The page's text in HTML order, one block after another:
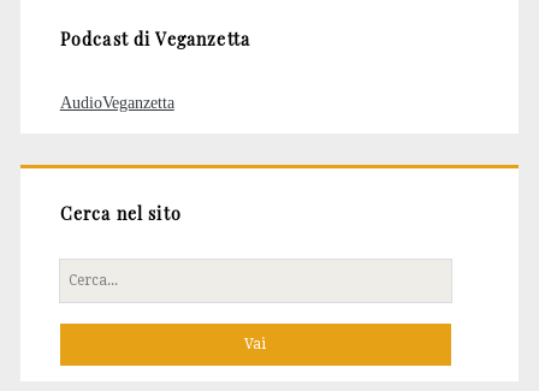
Podcast di Veganzetta
AudioVeganzetta
Cerca nel sito
Cerca
per: